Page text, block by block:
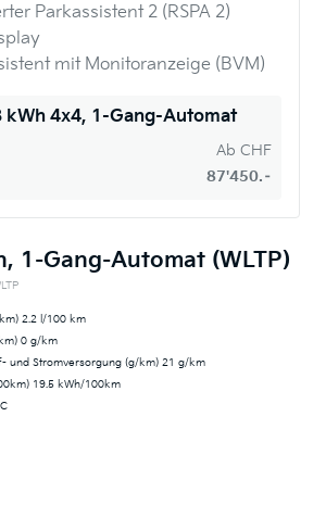
Parkassistent 2 (RSPA 2)
mit Monitoranzeige (BVM)
kWh 4x4, 1-Gang-Automat
Ab CHF
87'450.–
1-Gang-Automat (WLTP)
2.2 l/100 km
0 g/km
und Stromversorgung (g/km) 21 g/km
19.5 kWh/100km